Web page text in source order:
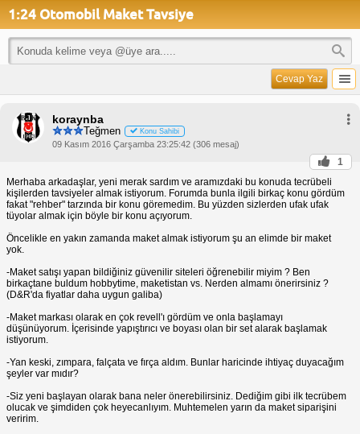
1:24 Otomobil Maket Tavsiye
Cevap Yaz
koraynba
Teğmen Konu Sahibi
09 Kasım 2016 Çarşamba 23:25:42 (306 mesaj)
1
Merhaba arkadaşlar, yeni merak sardım ve aramızdaki bu konuda tecrübeli
kişilerden tavsiyeler almak istiyorum. Forumda bunla ilgili birkaç konu gördüm
fakat "rehber" tarzında bir konu göremedim. Bu yüzden sizlerden ufak ufak
tüyolar almak için böyle bir konu açıyorum.
Öncelikle en yakın zamanda maket almak istiyorum şu an elimde bir maket
yok.
-Maket satışı yapan bildiğiniz güvenilir siteleri öğrenebilir miyim ? Ben
birkaçtane buldum hobbytime, maketistan vs. Nerden almamı önerirsiniz ?
(D&R'da fiyatlar daha uygun galiba)
-Maket markası olarak en çok revell'ı gördüm ve onla başlamayı
düşünüyorum. İçerisinde yapıştırıcı ve boyası olan bir set alarak başlamak
istiyorum.
-Yan keski, zımpara, falçata ve fırça aldım. Bunlar haricinde ihtiyaç duyacağım
şeyler var mıdır?
-Siz yeni başlayan olarak bana neler önerebilirsiniz. Dediğim gibi ilk tecrübem
olucak ve şimdiden çok heyecanlıyım. Muhtemelen yarın da maket siparişini
veririm.